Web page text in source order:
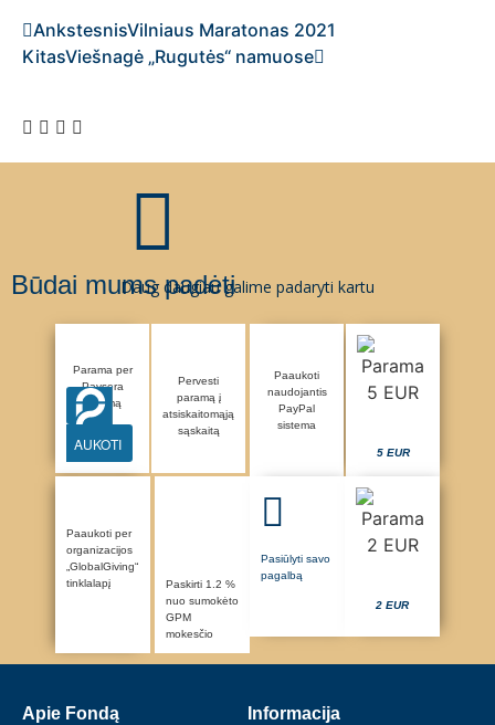
AnkstesnisVilniaus Maratonas 2021
KitasViešnagė „Rugutės“ namuose
Būdai mums padėti
Daug daugiau galime padaryti kartu
Parama per
Paysera
sistemą
AUKOTI
Pervesti
paramą į
atsiskaitomąją
sąskaitą
Paaukoti
naudojantis
PayPal
sistema
5 EUR
Paaukoti per
organizacijos
„GlobalGiving“
tinklalapį
Paskirti 1.2 %
nuo sumokėto
GPM
mokesčio
Pasiūlyti savo
pagalbą
2 EUR
Apie Fondą Informacija